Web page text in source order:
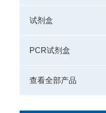
试剂盒
PCR试剂盒
查看全部产品